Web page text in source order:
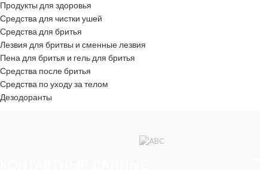
Продукты для здоровья
Средства для чистки ушей
Средства для бритья
Лезвия для бритвы и сменные лезвия
Пена для бритья и гель для бритья
Средства после бритья
Средства по уходу за телом
Дезодоранты